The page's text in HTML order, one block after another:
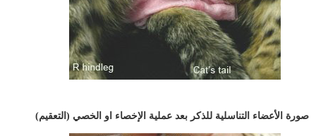
صورة الأعضاء التناسلية للذكر بعد عملية الإخصاء او الخصي (التعقيم)